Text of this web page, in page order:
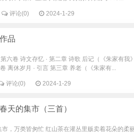
评论(0) 2024-1-29
品
六卷 诗文存忆 · 第二章 诗歌 后记（《朱家有
离休岁月 · 引言 第三章 养老（《朱家有...
评论(0) 2024-1-29
天的集市（三首）
，万类皆匆忙 红山茶在灌丛里贩卖着花朵的柔